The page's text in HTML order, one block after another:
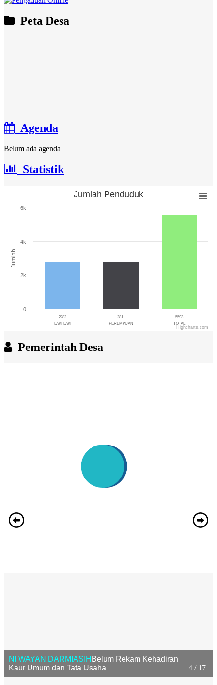
Peta Desa
Agenda
Belum ada agenda
Statistik
Jumlah
Jumlah Penduduk
2782
LAKI-LAKI
2811
PEREMPUAN
5593
TOTAL
0
2k
4k
6k
Highcharts.com
Pemerintah Desa
4 / 17
NI WAYAN DARMIASIH Belum Rekam Kehadiran
Kaur Umum dan Tata Usaha